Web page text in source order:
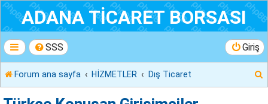
ADANA TİCARET BORSASI
SSS Giriş
Forum ana sayfa HİZMETLER Dış Ticaret